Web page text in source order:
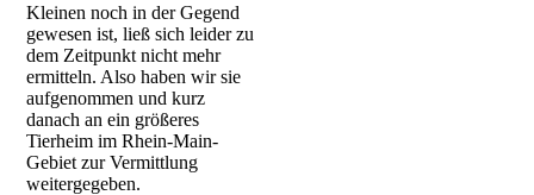
Kleinen noch in der Gegend
gewesen ist, ließ sich leider zu
dem Zeitpunkt nicht mehr
ermitteln. Also haben wir sie
aufgenommen und kurz
danach an ein größeres
Tierheim im Rhein-Main-
Gebiet zur Vermittlung
weitergegeben.